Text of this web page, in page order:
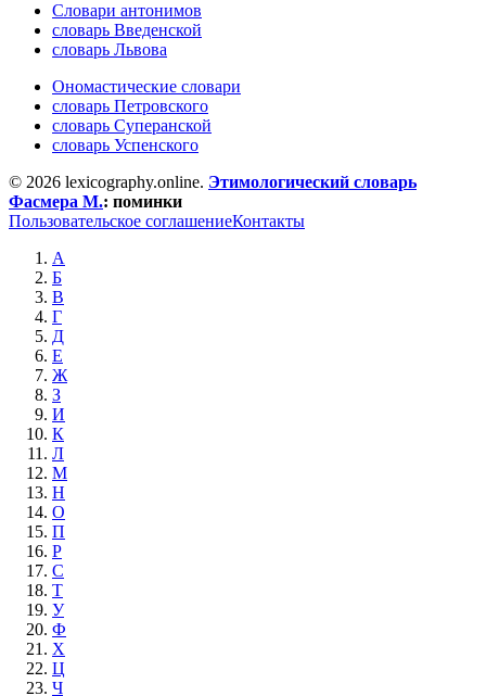
Словари антонимов
словарь Введенской
словарь Львова
Ономастические словари
словарь Петровского
словарь Суперанской
словарь Успенского
© 2026 lexicography.online. Этимологический словарь
Фасмера М.: поминки
Пользовательское соглашениеКонтакты
А
Б
В
Г
Д
Е
Ж
З
И
К
Л
М
Н
О
П
Р
С
Т
У
Ф
Х
Ц
Ч